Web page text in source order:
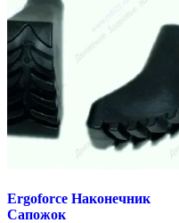
Ergoforce Наконечник
Сапожок